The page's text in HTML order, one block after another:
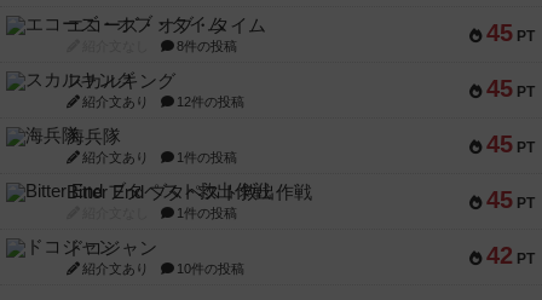
45 PT
エコーズ・オブ・タイム
8件の投稿
45 PT
スカルキング
紹介文あり 12件の投稿
45 PT
海兵隊
紹介文あり 1件の投稿
45 PT
Bitter End ブタペスト救出作戦
1件の投稿
42 PT
ドコジャン
紹介文あり 10件の投稿